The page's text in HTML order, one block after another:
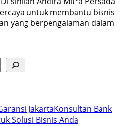
untuk membantu bisnis
yang berpengalaman dalam
Konsultan Bank
Solusi Bisnis Anda